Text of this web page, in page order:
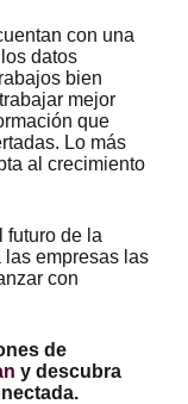
con una
datos
bien
mejor
que
Lo más
al crecimiento
futuro de la
empresas las
con
de
y descubra